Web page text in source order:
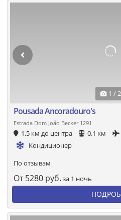
1 /
Pousada Ancoradouro's
Estrada Dom João Becker 1291
1.5 км до центра 0.1 км
Кондиционер
По отзывам
От 5280 руб. за 1 ночь